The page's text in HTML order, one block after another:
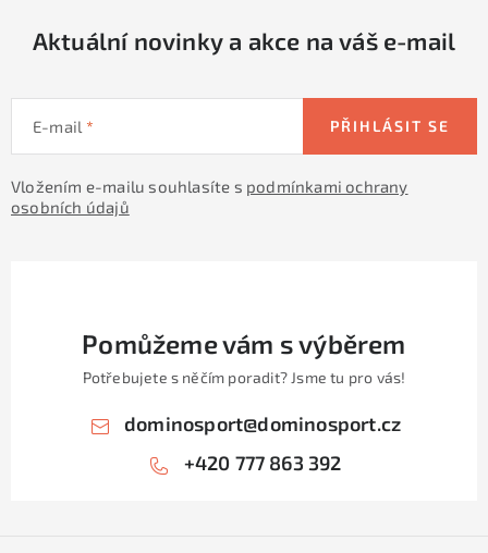
Aktuální novinky a akce na váš e-mail
E-mail
Vložením e-mailu souhlasíte s podmínkami ochrany
osobních údajů
PŘIHLÁSIT SE
Pomůžeme vám s výběrem
Potřebujete s něčím poradit? Jsme tu pro vás!
dominosport@dominosport.cz
+420 777 863 392